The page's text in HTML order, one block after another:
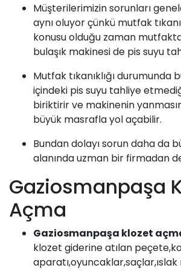
Müşterilerimizin sorunları
aynı oluyor çünkü mutfak
konusu olduğu zaman
bulaşık makinesi de pis suyu
Mutfak tıkanıklığı durumunda
içindeki pis suyu tahliye
biriktirir ve makinenin
büyük masrafla yol açabilir.
Bundan dolayı sorun daha da
alanında uzman bir firmadan
Gaziosmanpaşa
Açma
Gaziosmanpaşa klozet
klozet giderine atılan